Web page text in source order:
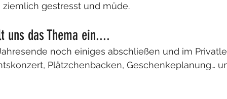
gestresst und müde.
uns das Thema ein....
noch einiges abschließen und im
Plätzchenbacken, Geschenkeplanung…